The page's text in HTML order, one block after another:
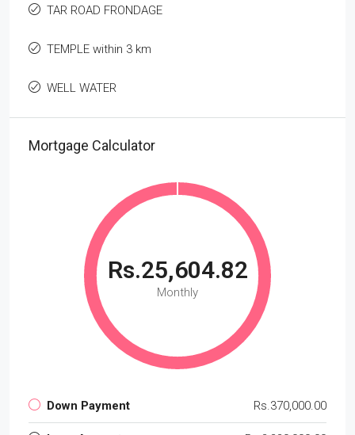
TAR ROAD FRONDAGE
TEMPLE within 3 km
WELL WATER
Mortgage Calculator
Rs.25,604.82
Monthly
Down Payment Rs.370,000.00